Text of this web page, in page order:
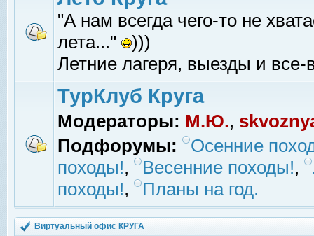
"А нам всегда чего-то не
лета..."
)))
Летние лагеря, выезды и все-
ТурКлуб Круга
Модераторы: М.Ю.,
Подфорумы:
Осенние
походы!, Весенние походы!,
походы!, Планы на год.
Виртуальный офис КРУГА